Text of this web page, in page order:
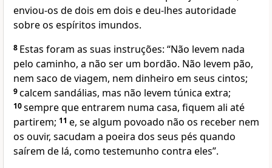
enviou-os de dois em dois e deu-lhes autoridade
sobre os espíritos imundos.
8 Estas foram as suas instruções: “Não levem nada
pelo caminho, a não ser um bordão. Não levem pão,
nem saco de viagem, nem dinheiro em seus cintos;
9calcem sandálias, mas não levem túnica extra;
10sempre que entrarem numa casa, fiquem ali até
partirem; 11 e, se algum povoado não os receber nem
os ouvir, sacudam a poeira dos seus pés quando
saírem de lá, como testemunho contra eles”.